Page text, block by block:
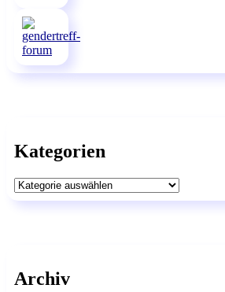
Kategorien
Kategorien
Archiv